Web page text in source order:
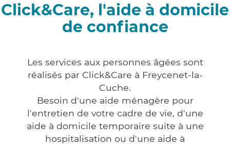
Click&Care, l'aide à domicile
de confiance
Les services aux personnes âgées sont
réalisés par Click&Care à Freycenet-la-
Cuche.
Besoin d'une aide ménagère pour
l'entretien de votre cadre de vie, d'une
aide à domicile temporaire suite à une
hospitalisation ou d'une aide à